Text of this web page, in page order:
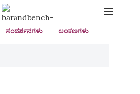
ಸಂದರ್ಶನಗಳು ಅಂಕಣಗಳು